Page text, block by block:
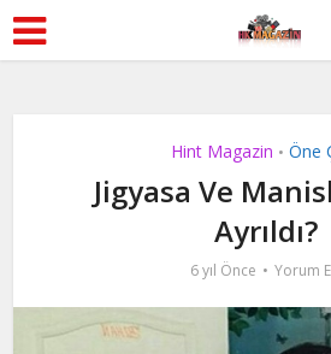
Hint Magazin • Öne
Jigyasa Ve
Ayrıldı?
6 yıl Önce Yorum